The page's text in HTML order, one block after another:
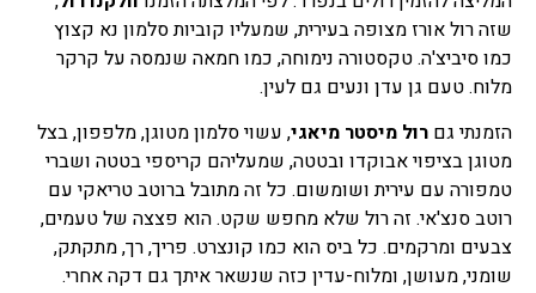
שזה רול אורז מצופה בעירית, שמעליו קוביות סלמון נא קצוץ
כמו סיביצ'ה. טקסטורה נימוחה, כמו חמאה שנמסה על קרקר
מלוח. טעם גן עדן ונעים גם לעין.
הזמנתי גם רול מיסטר מיאגי, עשוי סלמון מטוגן, מלפפון, בצל
מטוגן בציפוי אבוקדו ובטטה, שמעליהם קריספי בטטה ושברי
טמפורה עם עירית ושומשום. כל זה מתובל ברוטב טריאקי עם
רוטב סנצ'אי. זה רול שלא מחפש שקט. הוא פצצה של טעמים,
צבעים ומרקמים. כל ביס הוא כמו קונצרט. פריך, רך, מתקתק,
שומני, מעושן, ומלוח-עדין כזה שנשאר איתך גם דקה אחרי.